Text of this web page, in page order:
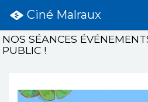
Ciné Malraux
NOS SÉANCES
PUBLIC !